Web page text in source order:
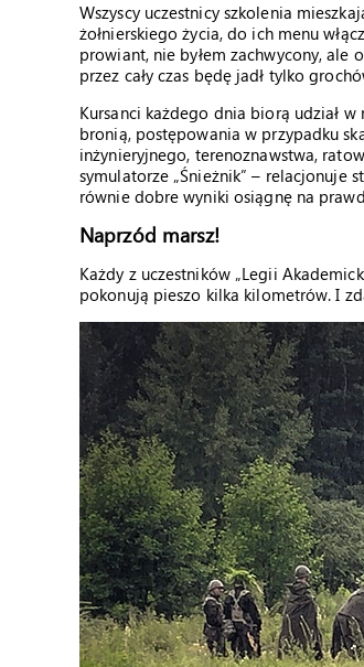
Wszyscy uczestnicy szkolenia
żołnierskiego życia, do ich menu
prowiant, nie byłem zachwycony, ale
przez cały czas będę jadł tylko
Kursanci każdego dnia biorą udział
bronią, postępowania w przypadku
inżynieryjnego, terenoznawstwa,
symulatorze „Śnieżnik” – relacjonuje
równie dobre wyniki osiągnę na
Naprzód marsz!
Każdy z uczestników „Legii
pokonują pieszo kilka kilometrów. I